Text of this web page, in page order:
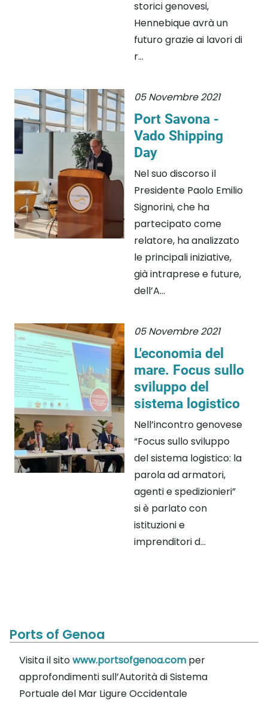
storici genovesi,
Hennebique avrà un
futuro grazie ai lavori di
r...
05 Novembre 2021
Port Savona -
Vado Shipping
Day
Nel suo discorso il
Presidente Paolo Emilio
Signorini, che ha
partecipato come
relatore, ha analizzato
le principali iniziative,
già intraprese e future,
dell’A...
05 Novembre 2021
L'economia del
mare. Focus sullo
sviluppo del
sistema logistico
Nell’incontro genovese
“Focus sullo sviluppo
del sistema logistico: la
parola ad armatori,
agenti e spedizionieri”
si è parlato con
istituzioni e
imprenditori d...
Ports of Genoa
Visita il sitowww.portsofgenoa.com per
approfondimenti sull’Autorità di Sistema
Portuale del Mar Ligure Occidentale